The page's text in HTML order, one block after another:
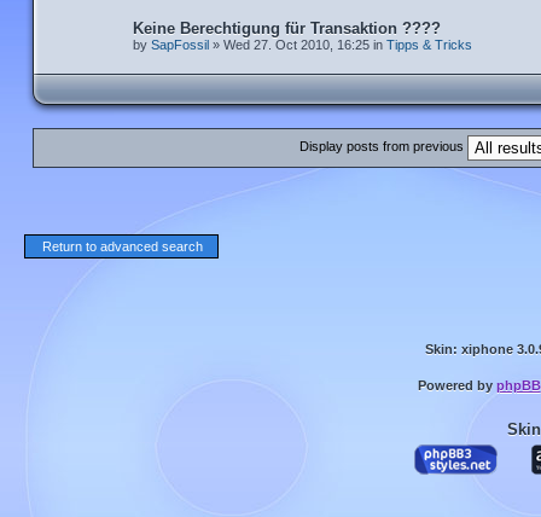
Keine Berechtigung für Transaktion ????
by SapFossil » Wed 27. Oct 2010, 16:25 in Tipps & Tricks
Display posts from previous
Return to advanced search
Skin: xiphone
Powered by phpBB